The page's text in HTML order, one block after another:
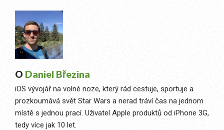
O Daniel Březina
iOS vývojář na volné noze, který rád cestuje, sportuje a
prozkoumává svět Star Wars a nerad tráví čas na jednom
místě s jednou prací. Uživatel Apple produktů od iPhone 3G,
tedy více jak 10 let.